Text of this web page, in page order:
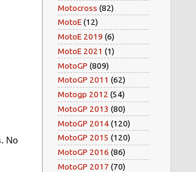
No
Motocross (82)
MotoE(12)
MotoE 2019 (6)
MotoE 2021 (1)
MotoGP (809)
MotoGP 2011 (62)
Motogp 2012 (54)
MotoGP 2013 (80)
MotoGP 2014(120)
MotoGP 2015 (120)
MotoGP 2016 (86)
MotoGP 2017 (70)